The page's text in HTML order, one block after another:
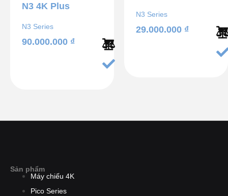
N3 4K Plus
N3 Series
90.000.000 ₫
N3 Series
29.000.000 ₫
Sản phẩm
Máy chiếu 4K
Pico Series